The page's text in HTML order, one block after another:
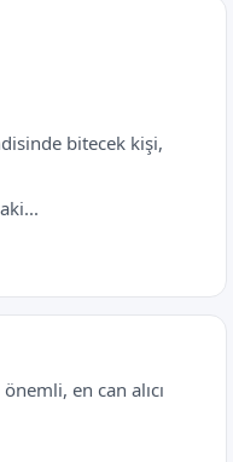
bitecek kişi,
en can alıcı